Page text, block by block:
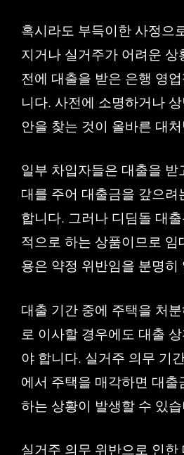
혹시라도 부득이한 사정으
지거나 실거주가 어려운
전에 대출을 받은 은행 영
니다. 사전에 소명하거나
안을 찾는 것이 올바른 대
일부 차입자들은 대출을 받
대를 주어 대출금을 갚으려
합니다. 그러나 디딤돌 대
적으로 하는 상품이므로 임
용은 약정 위반임을 분명히
대출 기간 중에 주택을 처
로 이사할 경우에도 대출
야 합니다. 실거주 의무 기
에서 주택을 매각하면 대
하는 상황이 발생할 수 있
실거주 의무 위반으로 인한